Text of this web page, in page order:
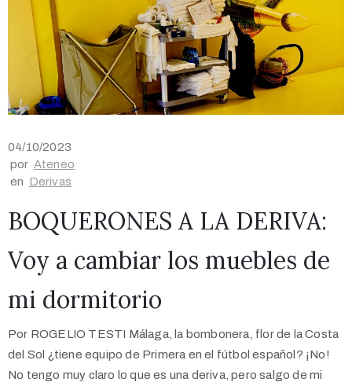
04/10/2023
por Ateneo
en Derivas
BOQUERONES A LA DERIVA:
Voy a cambiar los muebles de
mi dormitorio
Por ROGELIO TESTI Málaga, la bombonera, flor de la Costa
del Sol ¿tiene equipo de Primera en el fútbol español? ¡No!
No tengo muy claro lo que es una deriva, pero salgo de mi